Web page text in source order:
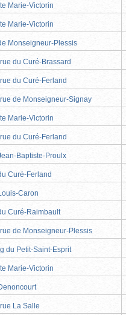
Marie-Victorin
Marie-Victorin
Monseigneur-Plessis
du Curé-Brassard
du Curé-Ferland
de Monseigneur-Signay
Marie-Victorin
du Curé-Ferland
Baptiste-Proulx
Curé-Ferland
Caron
Curé-Raimbault
de Monseigneur-Plessis
du Petit-Saint-Esprit
Marie-Victorin
La Salle